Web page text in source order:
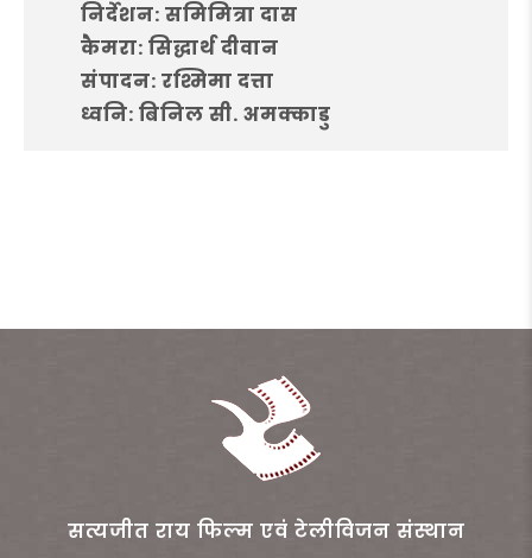
निर्देशन: समिमित्रा दास
कैमरा: सिद्धार्थ दीवान
संपादन: रश्मिमा दत्ता
ध्वनि: बिनिल सी. अमक्काडु
सत्यजीत राय फिल्म एवं टेलीविजन संस्थान